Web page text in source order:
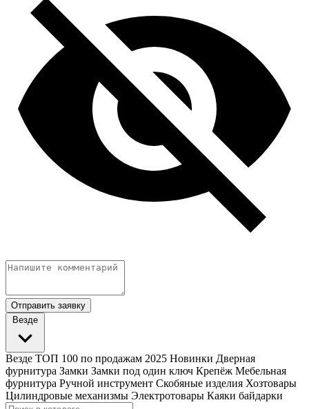
Отправить заявку
Везде
Везде ТОП 100 по продажам 2025 Новинки Дверная
фурнитура Замки Замки под один ключ Крепёж Мебельная
фурнитура Ручной инструмент Скобяные изделия Хозтовары
Цилиндровые механизмы Электротовары Каяки байдарки